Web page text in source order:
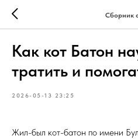
Сборник
Как кот Батон
тратить и
2026-05-13 23:25
Жил-был кот-батон по имени